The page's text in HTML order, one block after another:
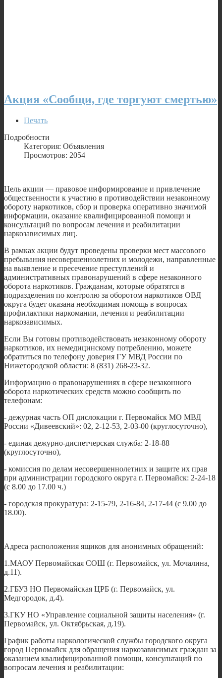
Акция «Сообщи, где торгуют смертью»
Печать
Подробности
Категория: Объявления
Просмотров: 2054
Цель акции — правовое информирование и привлечение
общественности к участию в противодействии незаконному
обороту наркотиков, сбор и проверка оперативно значимой
информации, оказание квалифицированной помощи и
консультаций по вопросам лечения и реабилитации
наркозависимых лиц.
В рамках акции будут проведены проверки мест массового
пребывания несовершеннолетних и молодежи, направленные
на выявление и пресечение преступлений и
административных правонарушений в сфере незаконного
оборота наркотиков. Гражданам, которые обратятся в
подразделения по контролю за оборотом наркотиков ОВД
округа будет оказана необходимая помощь в вопросах
профилактики наркомании, лечения и реабилитации
наркозависимых.
Если Вы готовы противодействовать незаконному обороту
наркотиков, их немедицинскому потреблению, можете
обратиться по телефону доверия ГУ МВД России по
Нижегородской области: 8 (831) 268-23-32.
Информацию о правонарушениях в сфере незаконного
оборота наркотических средств можно сообщить по
телефонам:
- дежурная часть ОП дислокации г. Первомайск МО МВД
России «Дивеевский»: 02, 2-12-53, 2-03-00 (круглосуточно),
- единая дежурно-диспетчерская служба: 2-18-88
(круглосуточно),
- комиссия по делам несовершеннолетних и защите их прав
при администрации городского округа г. Первомайск: 2-24-18
(с 8.00 до 17.00 ч.)
- городская прокуратура: 2-15-79, 2-16-84, 2-17-44 (с 9.00 до
18.00).
Адреса расположения ящиков для анонимных обращений:
1.МАОУ Первомайская СОШ (г. Первомайск, ул. Мочалина,
д.11).
2.ГБУЗ НО Первомайская ЦРБ (г. Первомайск, ул.
Медгородок, д.4).
3.ГКУ НО «Управление социальной защиты населения» (г.
Первомайск, ул. Октябрьская, д.19).
График работы наркологической службы городского округа
город Первомайск для обращения наркозависимых граждан за
оказанием квалифицированной помощи, консультаций по
вопросам лечения и реабилитации: